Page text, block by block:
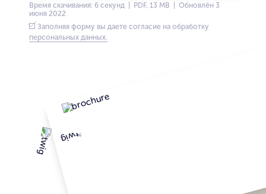
Время скачивания: 6 секунд | PDF, 13 MB | Обновлён 3
июня 2022
Заполняя форму вы даете согласие на обработку
персональных данных.